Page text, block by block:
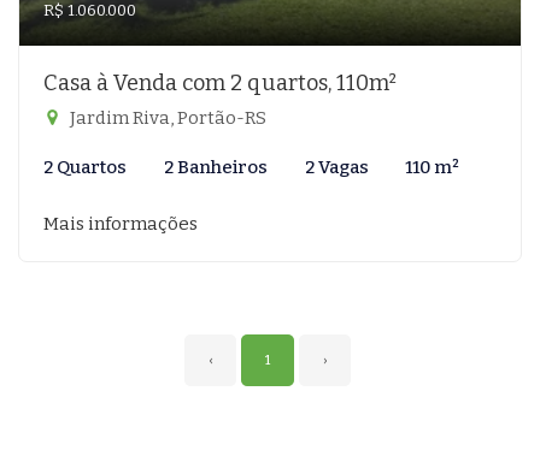
R$ 1.060.000
Casa à Venda com 2 quartos, 110m²
Jardim Riva, Portão-RS
2 Quartos 2 Banheiros 2 Vagas 110 m²
Mais informações
‹ 1 ›